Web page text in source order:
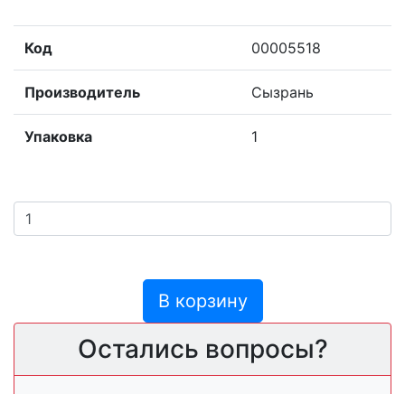
Код 00005518
Производитель Сызрань
Упаковка 1
В корзину
Остались вопросы?